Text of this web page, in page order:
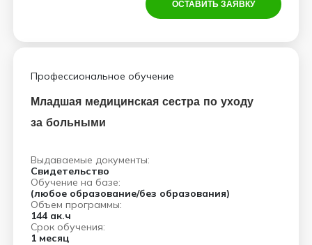
ОСТАВИТЬ ЗАЯВКУ
Профессиональное обучение
Младшая медицинская сестра по уходу
за больными
Выдаваемые документы:
Свидетельство
Обучение на базе:
(любое образование/без образования)
Объем программы:
144 ак.ч
Срок обучения:
1 месяц